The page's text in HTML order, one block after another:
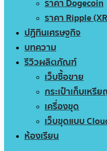
ราคา Dogecoin
ราคา Ripple
ปฏิทินเศรษฐกิจ
บทความ
รีวิวผลิตภัณฑ์
เว็บซื้อขาย
กระเป๋าเก็บเหรี
เครื่องขุด
เว็บขุดแบบ
ห้องเรียน